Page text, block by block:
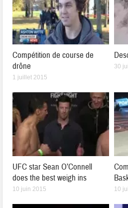
Compétition de course de
drône
1 juillet 2015
30
UFC star Sean O’Connell
does the best weigh ins
10 juin 2015 10